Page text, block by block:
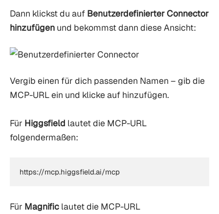
Dann klickst du auf Benutzerdefinierter Connector
hinzufügen und bekommst dann diese Ansicht:
Vergib einen für dich passenden Namen – gib die
MCP-URL ein und klicke auf hinzufügen.
Für Higgsfield lautet die MCP-URL
folgendermaßen:
https://mcp.higgsfield.ai/mcp
Für Magnific lautet die MCP-URL